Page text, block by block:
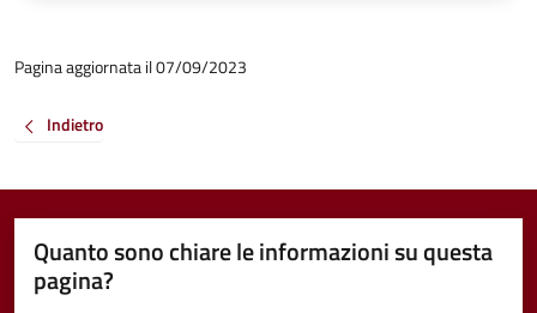
Pagina aggiornata il 07/09/2023
Indietro
Quanto sono chiare le informazioni su questa
pagina?